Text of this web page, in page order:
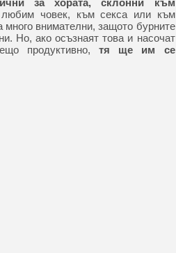
за хората, склонни към
човек, към секса или към
много внимателни, защото бурните
Но, ако осъзнаят това и насочат
продуктивно,тя ще им се